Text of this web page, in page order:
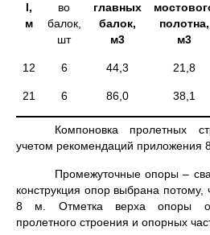
l,
м
во
балок,
шт
главных
балок,
м3
полотна,
м3
12 6 44,3 21,8
21 6 86,0 38,1
Компоновка пролетных
учетом рекомендаций приложения
Промежуточные опоры –
конструкция опор выбрана
8 м. Отметка верха опоры
пролетного строения и опорных